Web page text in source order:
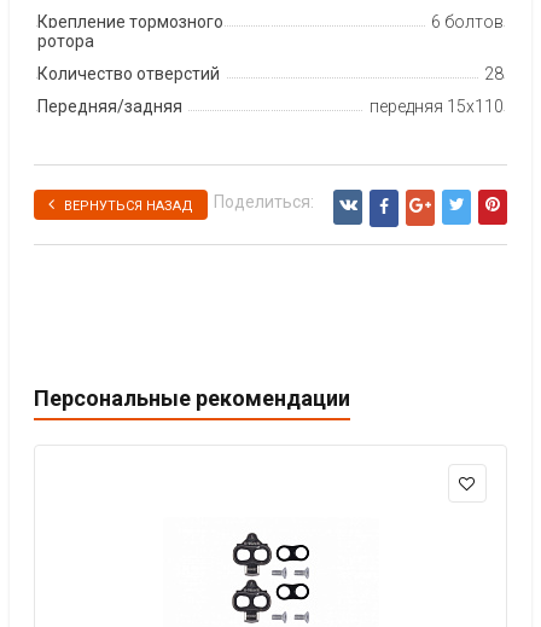
Крепление тормозного
ротора
6 болтов
Количество отверстий
28
Передняя/задняя
передняя 15x110
ВЕРНУТЬСЯ НАЗАД Поделиться:
Персональные рекомендации